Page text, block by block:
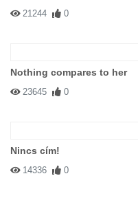
21244 0
Nothing compares to her
23645 0
Nincs cím!
14336 0